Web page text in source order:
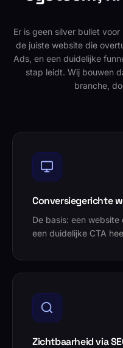
Er is geen silver bullet
de juiste website die
Ads, en een duidelijke
stap leidt. Wij bouwen
branche,
Conversiegerichte
De basis: een
een duidelijke CTA
Zichtbaarheid via